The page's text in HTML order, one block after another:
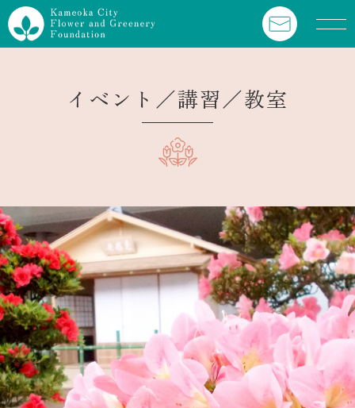
Skip
to
イベント／講習／教室